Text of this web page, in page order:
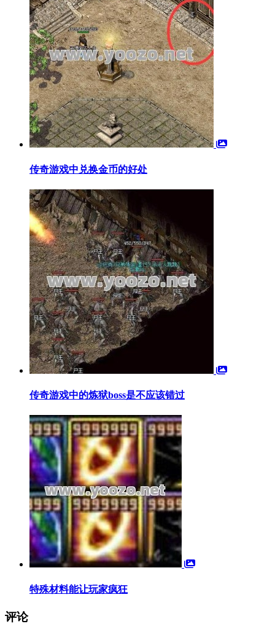
传奇游戏中兑换金币的好处
传奇游戏中的炼狱boss是不应该错过
特殊材料能让玩家疯狂
评论